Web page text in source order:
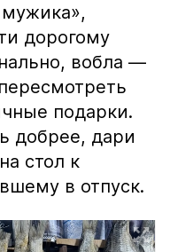
дорогому
вобла —
подарки.
добрее, дари
стол к
в отпуск.